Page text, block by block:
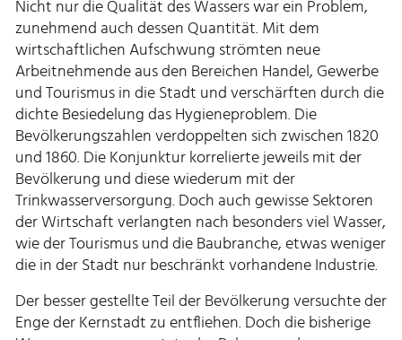
Nicht nur die Qualität des Wassers war ein Problem,
zunehmend auch dessen Quantität. Mit dem
wirtschaftlichen Aufschwung strömten neue
Arbeitnehmende aus den Bereichen Handel, Gewerbe
und Tourismus in die Stadt und verschärften durch die
dichte Besiedelung das Hygieneproblem. Die
Bevölkerungszahlen verdoppelten sich zwischen 1820
und 1860. Die Konjunktur korrelierte jeweils mit der
Bevölkerung und diese wiederum mit der
Trinkwasserversorgung. Doch auch gewisse Sektoren
der Wirtschaft verlangten nach besonders viel Wasser,
wie der Tourismus und die Baubranche, etwas weniger
die in der Stadt nur beschränkt vorhandene Industrie.
Der besser gestellte Teil der Bevölkerung versuchte der
Enge der Kernstadt zu entfliehen. Doch die bisherige